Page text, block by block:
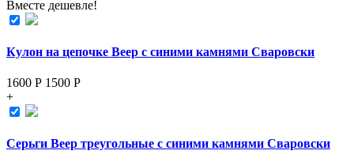
Вместе дешевле!
Кулон на цепочке Веер с синими камнями Сваровски
1600 Р 1500 Р
+
Серьги Веер треугольные с синими камнями Сваровски